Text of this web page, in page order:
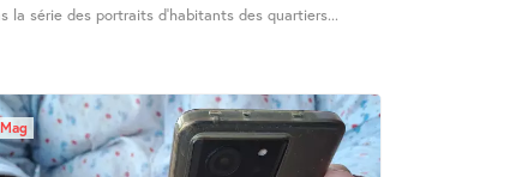
la série des portraits d’habitants des quartiers...